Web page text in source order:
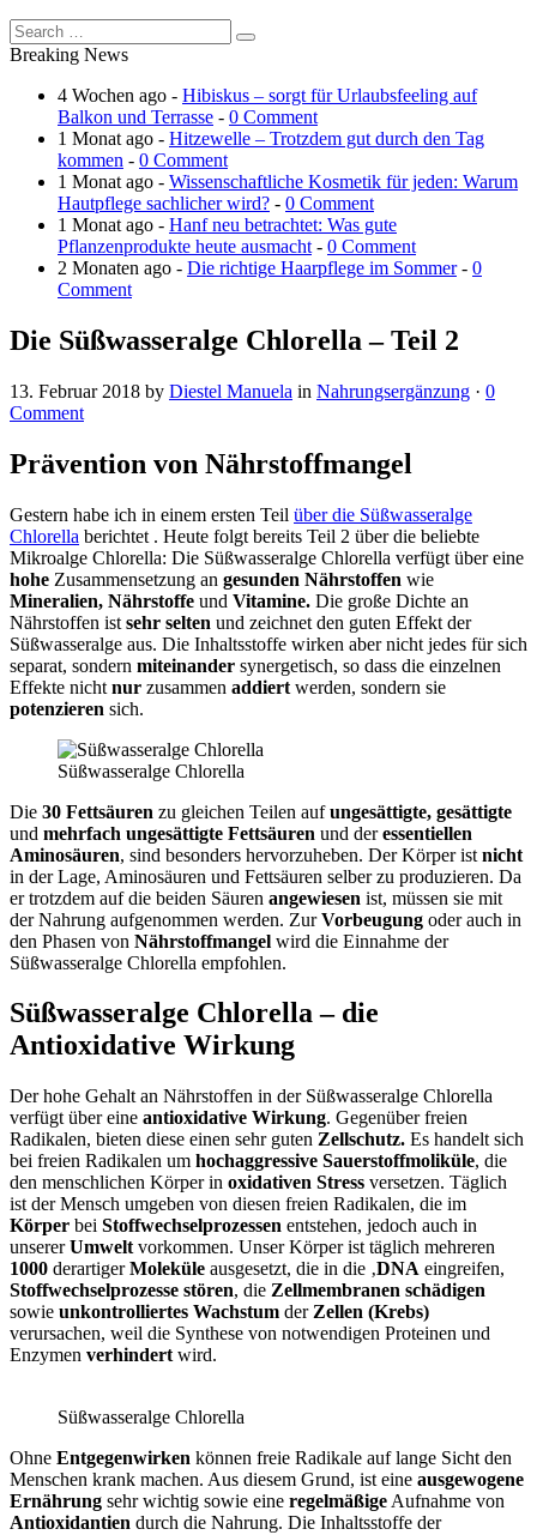
Breaking News
4 Wochen ago - Hibiskus – sorgt für Urlaubsfeeling auf
Balkon und Terrasse - 0 Comment
1 Monat ago - Hitzewelle – Trotzdem gut durch den Tag
kommen - 0 Comment
1 Monat ago - Wissenschaftliche Kosmetik für jeden: Warum
Hautpflege sachlicher wird? - 0 Comment
1 Monat ago - Hanf neu betrachtet: Was gute
Pflanzenprodukte heute ausmacht - 0 Comment
2 Monaten ago - Die richtige Haarpflege im Sommer- 0
Comment
Die Süßwasseralge Chlorella – Teil 2
13. Februar 2018 by Diestel Manuela in Nahrungsergänzung · 0
Comment
Prävention von Nährstoffmangel
Gestern habe ich in einem ersten Teil über die Süßwasseralge
Chlorella berichtet . Heute folgt bereits Teil 2 über die beliebte
Mikroalge Chlorella: Die Süßwasseralge Chlorella verfügt über eine
hohe Zusammensetzung an gesunden Nährstoffen wie
Mineralien, Nährstoffe und Vitamine. Die große Dichte an
Nährstoffen ist sehr selten und zeichnet den guten Effekt der
Süßwasseralge aus. Die Inhaltsstoffe wirken aber nicht jedes für sich
separat, sondern miteinander synergetisch, so dass die einzelnen
Effekte nicht nur zusammen addiert werden, sondern sie
potenzieren sich.
Süßwasseralge Chlorella
Die 30 Fettsäuren zu gleichen Teilen aufungesättigte, gesättigte
und mehrfach ungesättigte Fettsäuren und deressentiellen
Aminosäuren, sind besonders hervorzuheben. Der Körper ist nicht
in der Lage, Aminosäuren und Fettsäuren selber zu produzieren. Da
er trotzdem auf die beiden Säuren angewiesen ist, müssen sie mit
der Nahrung aufgenommen werden. ZurVorbeugung oder auch in
den Phasen von Nährstoffmangel wird die Einnahme der
Süßwasseralge Chlorella empfohlen.
Süßwasseralge Chlorella – die
Antioxidative Wirkung
Der hohe Gehalt an Nährstoffen in der Süßwasseralge Chlorella
verfügt über eine antioxidative Wirkung. Gegenüber freien
Radikalen, bieten diese einen sehr guten Zellschutz. Es handelt sich
bei freien Radikalen um hochaggressive Sauerstoffmoliküle, die
den menschlichen Körper in oxidativen Stress versetzen. Täglich
ist der Mensch umgeben von diesen freien Radikalen, die im
Körper bei Stoffwechselprozessen entstehen, jedoch auch in
unsererUmwelt vorkommen. Unser Körper ist täglich mehreren
1000 derartigerMoleküle ausgesetzt, die in die ‚DNA eingreifen,
Stoffwechselprozesse stören, die Zellmembranen schädigen
sowie unkontrolliertes Wachstum der Zellen (Krebs)
verursachen, weil die Synthese von notwendigen Proteinen und
Enzymen verhindert wird.
Süßwasseralge Chlorella
Ohne Entgegenwirken können freie Radikale auf lange Sicht den
Menschen krank machen. Aus diesem Grund, ist eine ausgewogene
Ernährung sehr wichtig sowie eine regelmäßige Aufnahme von
Antioxidantien durch die Nahrung. Die Inhaltsstoffe der